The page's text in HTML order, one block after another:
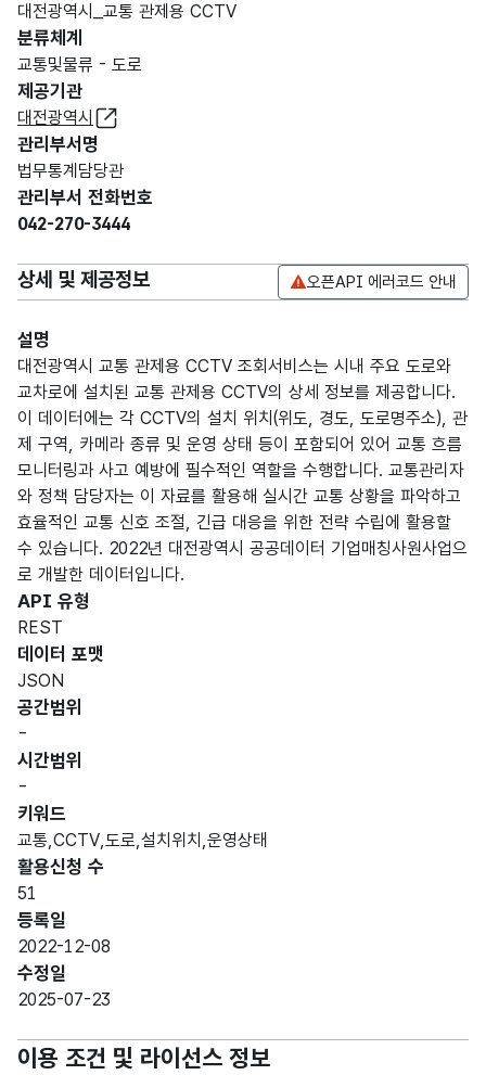
대전광역시_교통 관제용 CCTV
분류체계
교통및물류 - 도로
제공기관
대전광역시
관리부서명
법무통계담당관
관리부서 전화번호
042-270-3444
상세 및 제공정보 오픈API 에러코드 안내
설명
대전광역시 교통 관제용 CCTV 조회서비스는 시내 주요 도로와
교차로에 설치된 교통 관제용 CCTV의 상세 정보를 제공합니다.
이 데이터에는 각 CCTV의 설치 위치(위도, 경도, 도로명주소), 관
제 구역, 카메라 종류 및 운영 상태 등이 포함되어 있어 교통 흐름
모니터링과 사고 예방에 필수적인 역할을 수행합니다. 교통관리자
와 정책 담당자는 이 자료를 활용해 실시간 교통 상황을 파악하고
효율적인 교통 신호 조절, 긴급 대응을 위한 전략 수립에 활용할
수 있습니다. 2022년 대전광역시 공공데이터 기업매칭사원사업으
로 개발한 데이터입니다.
API 유형
REST
데이터 포맷
JSON
공간범위
-
시간범위
-
키워드
교통,CCTV,도로,설치위치,운영상태
활용신청 수
51
등록일
2022-12-08
수정일
2025-07-23
이용 조건 및 라이선스 정보